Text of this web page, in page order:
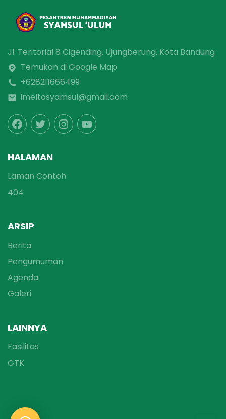
Jl. Teritorial 8 Cigending. Ujungberung. Kota Bandung
Temukan di Google Map
+628211666499
imeltosyamsul@gmail.com
HALAMAN
Laman Contoh
404
ARSIP
Berita
Pengumuman
Agenda
Galeri
LAINNYA
Fasilitas
GTK